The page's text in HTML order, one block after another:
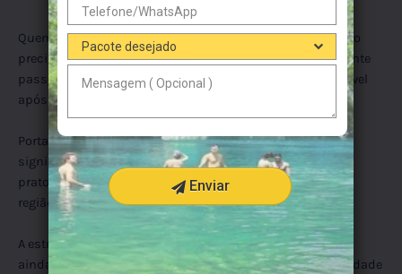
Quem faz o passeio no Recanto Ecológico Rio da Prata não
precisa se preocupar. Tendo em vista que, além do excelente
passeio, o visitante tem um almoço sensacional disponível
após curtir o passeio de flutuação.
Portanto, poderá degustar um almoço de fazenda com
significativa variedade, proporcionando a degustação de
pratos típicos após aproveitar bastante o ecoturismo da
região.
A estrutura excelente do espaço ajuda a tornar o passeio
ainda mais especial. E após aproveitar a comida de qualidade
Enviar